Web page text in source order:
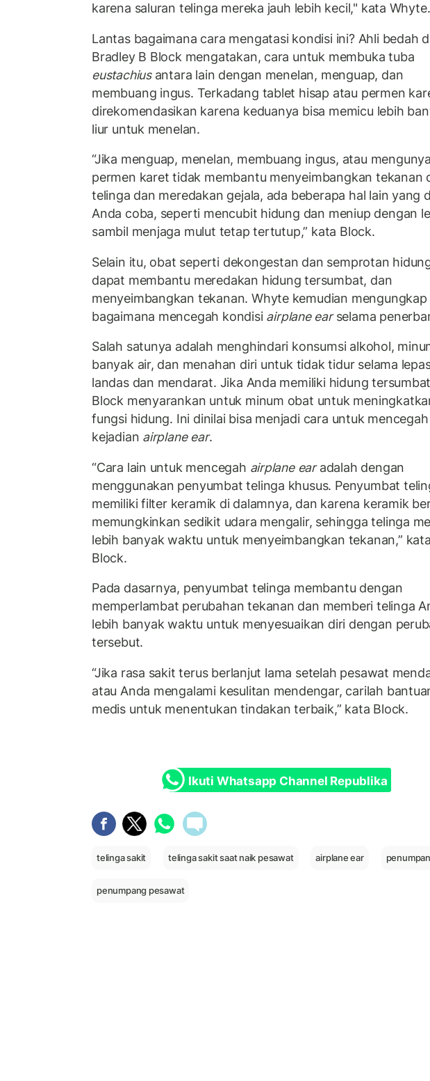
karena saluran telinga mereka jauh lebih kecil," kata Whyte.
Lantas bagaimana cara mengatasi kondisi ini? Ahli bedah
Bradley B Block mengatakan, cara untuk membuka tuba
eustachiusantara lain dengan menelan, menguap, dan
membuang ingus. Terkadang tablet hisap atau permen
direkomendasikan karena keduanya bisa memicu lebih
liur untuk menelan.
“Jika menguap, menelan, membuang ingus, atau
permen karet tidak membantu menyeimbangkan tekanan
telinga dan meredakan gejala, ada beberapa hal lain yang
Anda coba, seperti mencubit hidung dan meniup dengan
sambil menjaga mulut tetap tertutup,” kata Block.
Selain itu, obat seperti dekongestan dan semprotan
dapat membantu meredakan hidung tersumbat, dan
menyeimbangkan tekanan. Whyte kemudian mengungkap
bagaimana mencegah kondisi airplane earselama
Salah satunya adalah menghindari konsumsi alkohol,
banyak air, dan menahan diri untuk tidak tidur selama
landas dan mendarat. Jika Anda memiliki hidung
Block menyarankan untuk minum obat untuk
fungsi hidung. Ini dinilai bisa menjadi cara untuk mencegah
kejadian airplane ear.
“Cara lain untuk mencegah airplane earadalah dengan
menggunakan penyumbat telinga khusus. Penyumbat
memiliki filter keramik di dalamnya, dan karena keramik
memungkinkan sedikit udara mengalir, sehingga telinga
lebih banyak waktu untuk menyeimbangkan tekanan,” kata
Block.
Pada dasarnya, penyumbat telinga membantu dengan
memperlambat perubahan tekanan dan memberi telinga
lebih banyak waktu untuk menyesuaikan diri dengan
tersebut.
“Jika rasa sakit terus berlanjut lama setelah pesawat
atau Anda mengalami kesulitan mendengar, carilah
medis untuk menentukan tindakan terbaik,” kata Block.
Ikuti Whatsapp Channel Republika
telinga sakit telinga sakit saat naik pesawat airplane ear
penumpang pesawat